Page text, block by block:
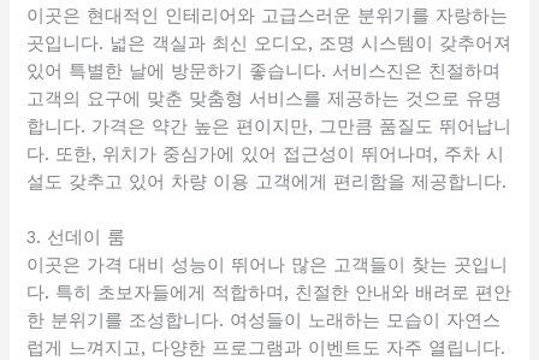
이곳은 현대적인 인테리어와 고급스러운 분위기를 자랑하는
곳입니다. 넓은 객실과 최신 오디오, 조명 시스템이 갖추어져
있어 특별한 날에 방문하기 좋습니다. 서비스진은 친절하며
고객의 요구에 맞춘 맞춤형 서비스를 제공하는 것으로 유명
합니다. 가격은 약간 높은 편이지만, 그만큼 품질도 뛰어납니
다. 또한, 위치가 중심가에 있어 접근성이 뛰어나며, 주차 시
설도 갖추고 있어 차량 이용 고객에게 편리함을 제공합니다.
3. 선데이 룸
이곳은 가격 대비 성능이 뛰어나 많은 고객들이 찾는 곳입니
다. 특히 초보자들에게 적합하며, 친절한 안내와 배려로 편안
한 분위기를 조성합니다. 여성들이 노래하는 모습이 자연스
럽게 느껴지고, 다양한 프로그램과 이벤트도 자주 열립니다.